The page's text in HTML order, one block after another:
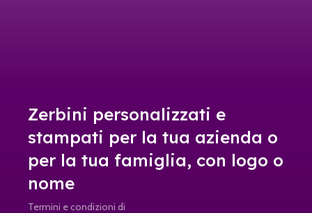
Zerbini personalizzati e
stampati per la tua azienda o
per la tua famiglia, con logo o
nome
Termini e condizioni di